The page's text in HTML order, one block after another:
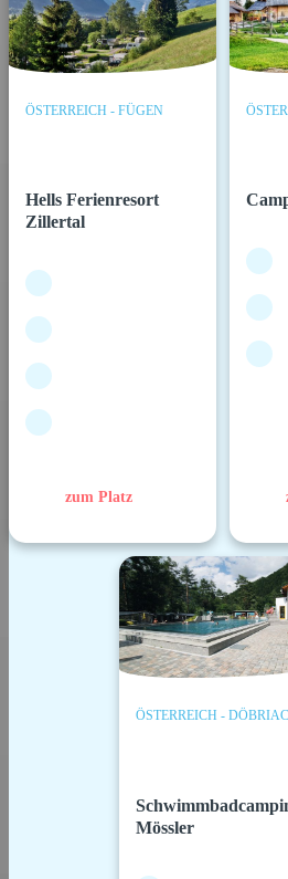
ÖSTERREICH - FÜGEN
Hells Ferienresort
Zillertal
zum Platz
ÖSTERREICH -
Mössler